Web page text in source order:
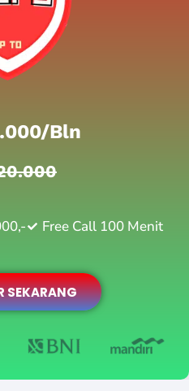
bln
Free Call 100 Menit
SEKARANG